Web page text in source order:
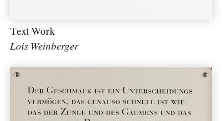
Text Work
Lois Weinberger